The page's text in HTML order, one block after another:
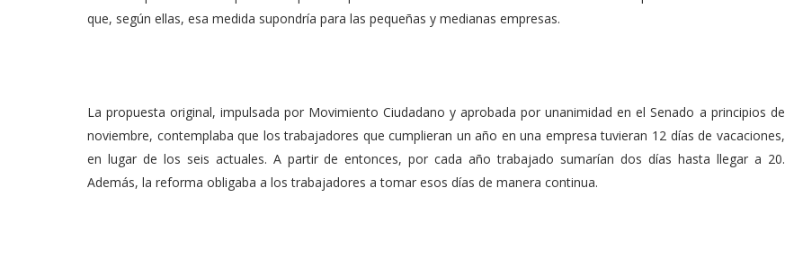
que, según ellas, esa medida supondría para las pequeñas y medianas empresas.
La propuesta original, impulsada por Movimiento Ciudadano y aprobada por unanimidad en el Senado a principios de
noviembre, contemplaba que los trabajadores que cumplieran un año en una empresa tuvieran 12 días de vacaciones,
en lugar de los seis actuales. A partir de entonces, por cada año trabajado sumarían dos días hasta llegar a 20.
Además, la reforma obligaba a los trabajadores a tomar esos días de manera continua.